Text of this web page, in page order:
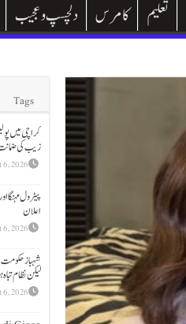
دلچسپ و عجیب کامرس تعلیم
Tags
کراچی میں
زیب کی
6, 2026
پیٹرول مہنگا
اعلان
6, 2026
لیکن نظام
6, 2026